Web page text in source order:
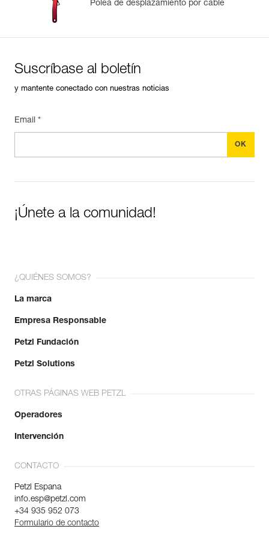
Polea de desplazamiento por cable
Suscríbase al boletín
y mantente conectado con nuestras noticias
Email *
¡Únete a la comunidad!
¿QUIÉNES SOMOS?
La marca
Empresa Responsable
Petzl Fundación
Petzl Solutions
OTRAS PÁGINAS WEB PETZL
Operadores
Intervención
CONTACTO
Petzl Espana
info.esp@petzl.com
+34 935 952 073
Formulario de contacto